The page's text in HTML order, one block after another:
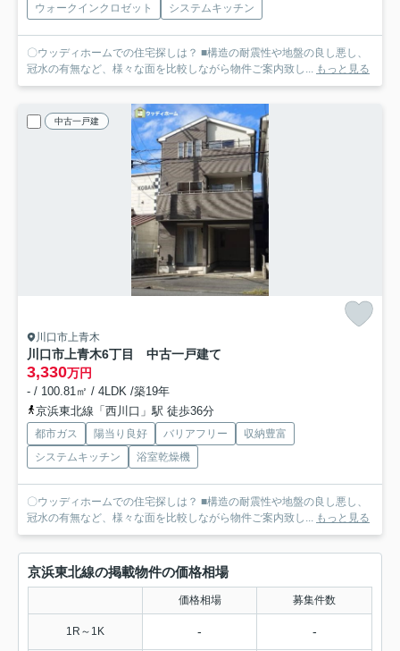
ウォークインクロゼット
システムキッチン
〇ウッディホームでの住宅探しは？ ■構造の耐震性や地盤の良し悪し、
冠水の有無など、様々な面を比較しながら物件ご案内致し...
もっと見る
中古一戸建
川口市上青木
川口市上青木6丁目 中古一戸建て
3,330万円
- / 100.81㎡ / 4LDK /築19年
京浜東北線「西川口」駅 徒歩36分
都市ガス 陽当り良好 バリアフリー
収納豊富
システムキッチン
浴室乾燥機
〇ウッディホームでの住宅探しは？ ■構造の耐震性や地盤の良し悪し、
冠水の有無など、様々な面を比較しながら物件ご案内致し...
もっと見る
京浜東北線の掲載物件の価格相場
価格相場 募集件数
1R～1K - -